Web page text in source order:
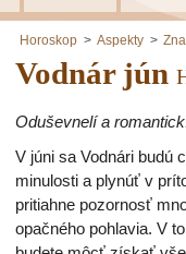
Horoskop Aspekty
Vodnár jún
Oduševnelí a
V júni sa Vodnári budú
minulosti a plynúť v
pritiahne pozornosť
opačného pohlavia. V